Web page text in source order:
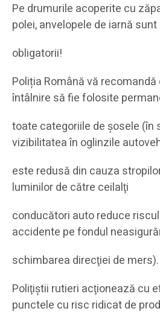
Pe drumurile acoperite cu
polei, anvelopele de iarnă sunt
obligatorii!
Poliția Română vă
întâlnire să fie folosite
toate categoriile de şosele (în
vizibilitatea în oglinzile
este redusă din cauza
luminilor de către ceilalţi
conducători auto reduce
accidente pe fondul
schimbarea direcţiei de mers).
Poliţiştii rutieri acţionează cu
punctele cu risc ridicat de